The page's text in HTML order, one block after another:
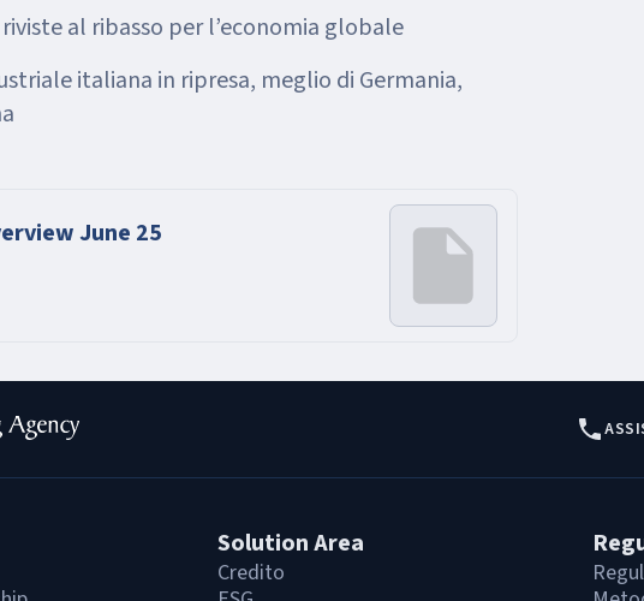
riviste al ribasso per l’economia globale
italiana in ripresa, meglio di Germania,
June 25
Solution Area
Credito